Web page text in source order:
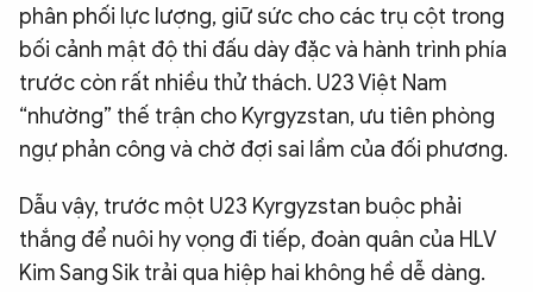
phân phối lực lượng, giữ sức cho các trụ cột trong
bối cảnh mật độ thi đấu dày đặc và hành trình phía
trước còn rất nhiều thử thách. U23 Việt Nam
“nhường” thế trận cho Kyrgyzstan, ưu tiên phòng
ngự phản công và chờ đợi sai lầm của đối phương.
Dẫu vậy, trước một U23 Kyrgyzstan buộc phải
thắng để nuôi hy vọng đi tiếp, đoàn quân của HLV
Kim Sang Sik trải qua hiệp hai không hề dễ dàng.